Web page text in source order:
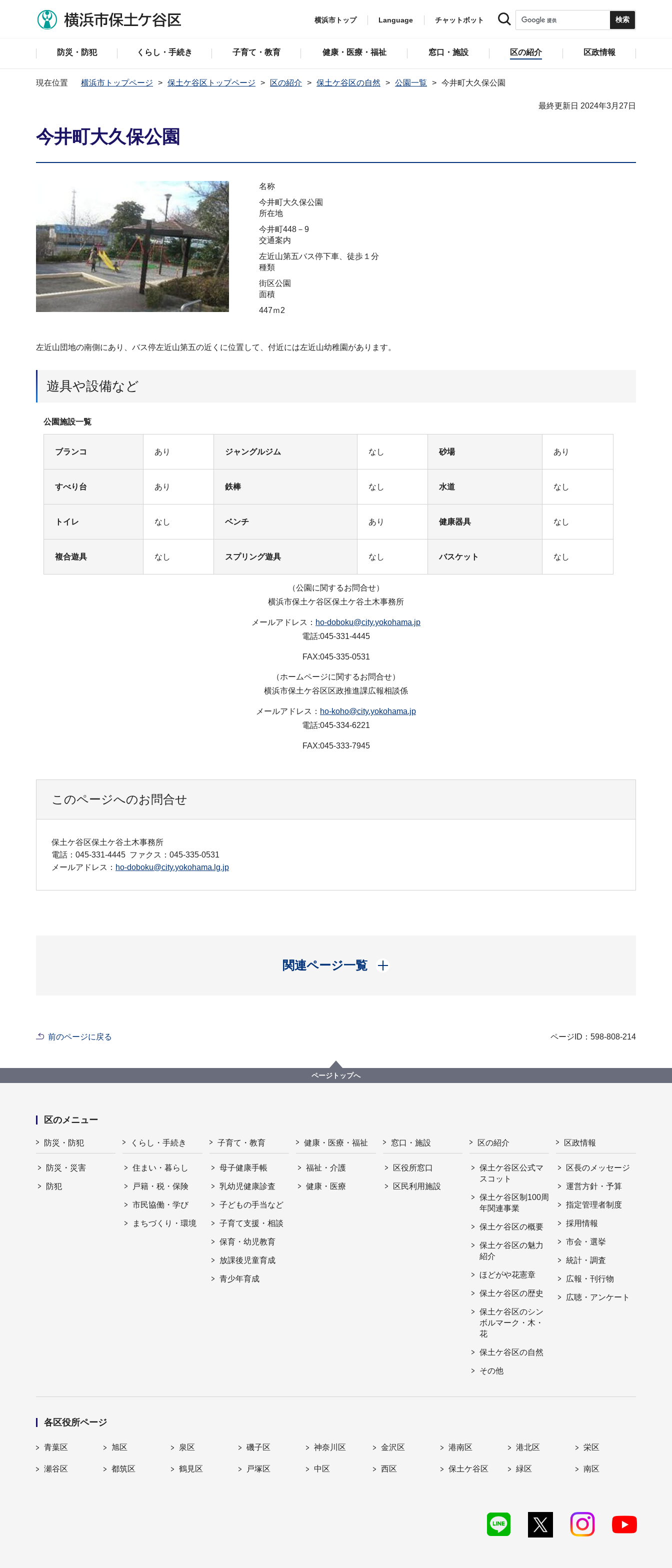
横浜市トップ Language チャットボット
防災・防犯 くらし・手続き 子育て・教育 健康・医療・福祉 窓口・施設 区の紹介 区政情報
現在位置 横浜市トップページ 保土ケ谷区トップページ 区の紹介 保土ケ谷区の自然 公園一覧 今井町大久保公園
最終更新日 2024年3月27日
今井町大久保公園
名称
今井町大久保公園
所在地
今井町448－9
交通案内
左近山第五バス停下車、徒歩１分
種類
街区公園
面積
447ｍ2
左近山団地の南側にあり、バス停左近山第五の近くに位置して、付近には左近山幼稚園があります。
遊具や設備など
公園施設一覧
ブランコ あり ジャングルジム なし 砂場 あり
すべり台 あり 鉄棒 なし 水道 なし
トイレ なし ベンチ あり 健康器具 なし
複合遊具 なし スプリング遊具 なし バスケット なし
（公園に関するお問合せ）
横浜市保土ケ谷区保土ケ谷土木事務所
メールアドレス： ho-doboku@city.yokohama.jp
電話:045-331-4445
FAX:045-335-0531
（ホームページに関するお問合せ）
横浜市保土ケ谷区区政推進課広報相談係
メールアドレス： ho-koho@city.yokohama.jp
電話:045-334-6221
FAX:045-333-7945
このページへのお問合せ
保土ケ谷区保土ケ谷土木事務所
電話：045-331-4445 ファクス：045-335-0531
メールアドレス： ho-doboku@city.yokohama.lg.jp
関連ページ一覧
開く
前のページに戻る ページID：598-808-214
ページトップへ
区のメニュー
防災・防犯
防災・災害
防犯
くらし・手続き
住まい・暮らし
戸籍・税・保険
市民協働・学び
まちづくり・環境
子育て・教育
母子健康手帳
乳幼児健康診査
子どもの手当など
子育て支援・相談
保育・幼児教育
放課後児童育成
青少年育成
健康・医療・福祉
福祉・介護
健康・医療
窓口・施設
区役所窓口
区民利用施設
区の紹介
保土ケ谷区公式マ
スコット
保土ケ谷区制100周
年関連事業
保土ケ谷区の概要
保土ケ谷区の魅力
紹介
ほどがや花憲章
保土ケ谷区の歴史
保土ケ谷区のシン
ボルマーク・木・
花
保土ケ谷区の自然
その他
区政情報
区長のメッセージ
運営方針・予算
指定管理者制度
採用情報
市会・選挙
統計・調査
広報・刊行物
広聴・アンケート
各区役所ページ
青葉区 旭区 泉区 磯子区 神奈川区 金沢区 港南区 港北区 栄区
瀬谷区 都筑区 鶴見区 戸塚区 中区 西区 保土ケ谷区 緑区 南区